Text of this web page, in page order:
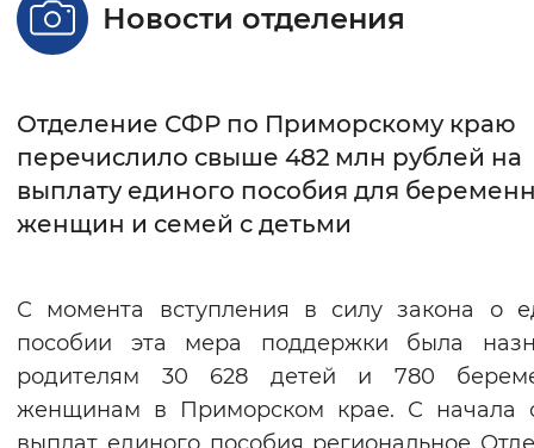
Стандартный Увеличенный
С засечками
Интервал между буквами
Цвет сайта
Монохромный Инверсивный
Синий фон
Новости отделения
Отделение СФР по Приморскому краю
перечислило свыше 482 млн рублей на
выплату единого пособия для
женщин и семей с детьми
С момента вступления в силу закона о
пособии эта мера поддержки была
родителям 30 628 детей и 780
женщинам в Приморском крае. С начала